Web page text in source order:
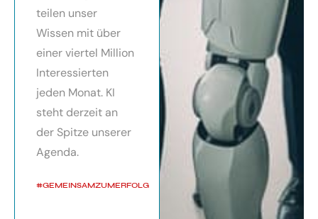
teilen unser
Wissen mit über
einer viertel Million
Interessierten
jeden Monat. KI
steht derzeit an
der Spitze unserer
Agenda.
#GEMEINSAMZUMERFOLG